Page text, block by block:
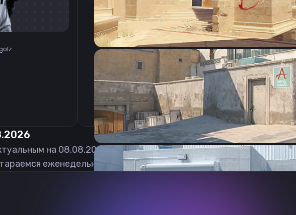
CSGO-2WUf5-7EhZw-C6cNd-ihJqN-edK5O
на 08.08.2026
еженедельно обновлять, чтобы вы могли играть с